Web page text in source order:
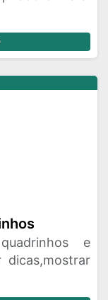
e
dicas,mostrar